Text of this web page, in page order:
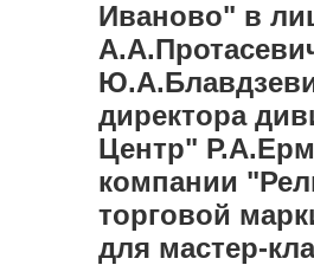
Иваново" в
директора
Центр"
компании
торговой
для мастер-